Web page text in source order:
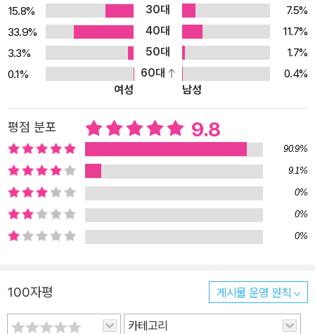
15.8%
30대
7.5%
33.9%
40대
11.7%
3.3%
50대
1.7%
0.1%
60대
0.4%
여성
남성
평점 분포 9.8
90.9%
9.1%
0%
0%
0%
100자평 게시물 운영 원칙
카테고리